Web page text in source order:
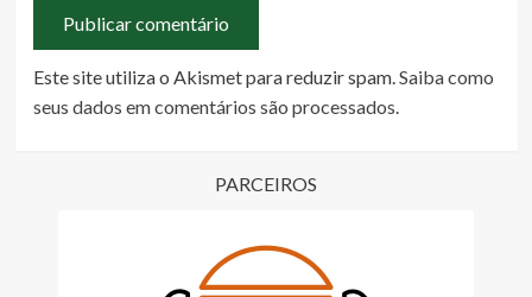
Este site utiliza o Akismet para reduzir spam.Saiba como
seus dados em comentários são processados.
PARCEIROS